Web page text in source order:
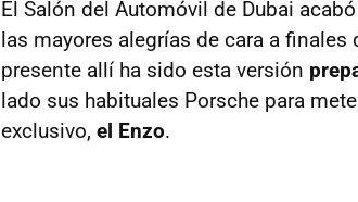
El Salón del Automóvil de Dubai
las mayores alegrías de cara a
presente allí ha sido esta versión
lado sus habituales Porsche para
exclusivo, el Enzo.